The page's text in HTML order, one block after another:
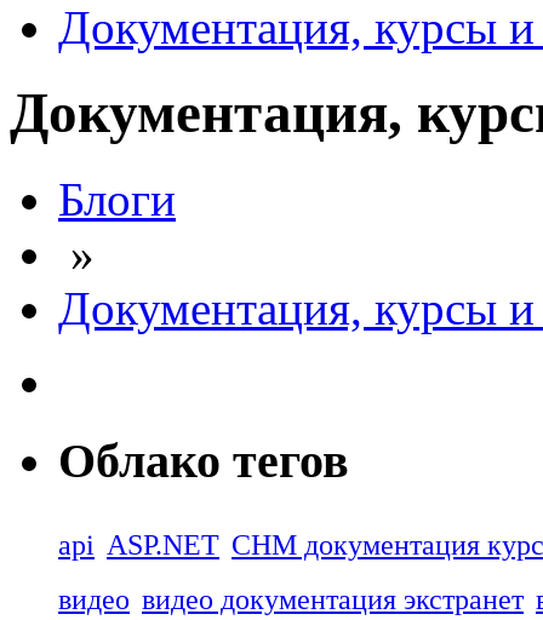
Документация, курсы и
Документация,
Блоги
»
Документация, курсы и
Облако тегов
api ASP.NET CHM документация
видео видео документация экстранет